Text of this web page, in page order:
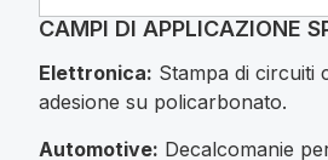
CAMPI DI APPLICAZIONE
Elettronica: Stampa di circuiti
adesione su policarbonato.
Automotive: Decalcomanie